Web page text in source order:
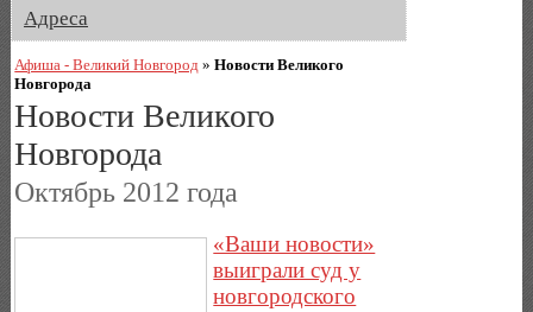
Адреса
Афиша - Великий Новгород »Новости Великого
Новгорода
Новости Великого
Новгорода
Октябрь 2012 года
«Ваши новости»
выиграли суд у
новгородского